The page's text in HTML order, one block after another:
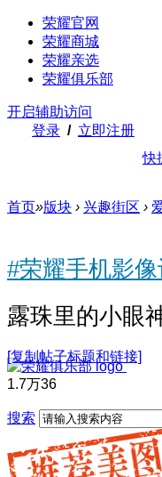
荣耀官网
荣耀商城
荣耀亲选
荣耀俱乐部
开启辅助访问
登录 / 立即注册
快
搜索
首页»版块 › 兴趣街区 ›
#荣耀手机影
露珠里的小眼
[复制帖子标题和链接]
1.7万36